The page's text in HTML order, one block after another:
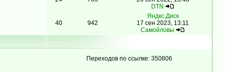
DTN
40 942
Яндкс.Диск
17 сен 2023, 13:11
Самойловы
Переходов по ссылке: 350806